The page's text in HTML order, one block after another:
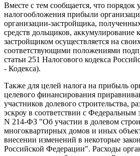
Вместе с тем сообщается, что порядок
налогообложения прибыли
организации-застройщика,
средств дольщиков, аккумулирование
застройщиком осуществляется на
соответствующими положениями
статьи 251 Налогового кодекса
- Кодекса).
Также для целей налога на прибыль
целевого финансирования
участников долевого строительства,
эскроу в соответствии с Федеральным
N 214-ФЗ "Об участии в долевом
многоквартирных домов и иных
внесении изменений в некоторые
Российской Федерации". Расходы